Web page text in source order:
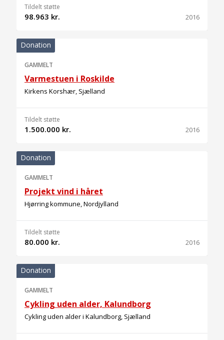
Tildelt støtte
98.963 kr. 2016
Donation
GAMMELT
Varmestuen i Roskilde
Kirkens Korshær, Sjælland
Tildelt støtte
1.500.000 kr. 2016
Donation
GAMMELT
Projekt vind i håret
Hjørring kommune, Nordjylland
Tildelt støtte
80.000 kr. 2016
Donation
GAMMELT
Cykling uden alder, Kalundborg
Cykling uden alder i Kalundborg, Sjælland